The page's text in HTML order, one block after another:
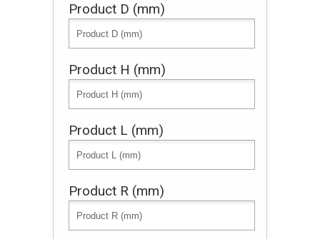
Product D (mm)
Product H (mm)
Product L (mm)
Product R (mm)